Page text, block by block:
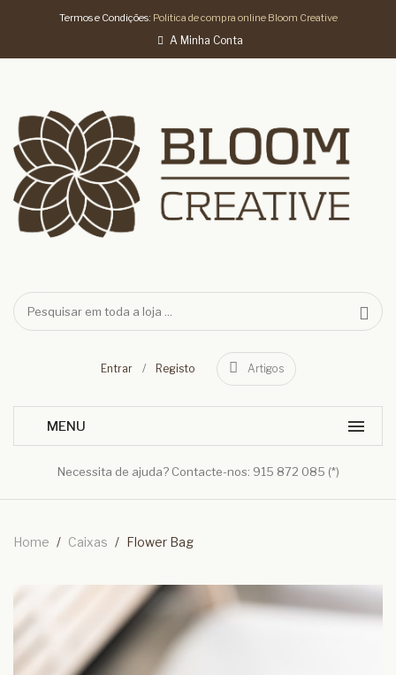
Termos e Condições: Politica de compra online Bloom Creative
A Minha Conta
Entrar / Registo Artigos
Necessita de ajuda? Contacte-nos: 915 872 085 (*)
Home / Caixas / Flower Bag